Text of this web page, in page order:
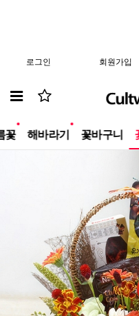
로그인 회원가입
꽃 해바라기 꽃바구니